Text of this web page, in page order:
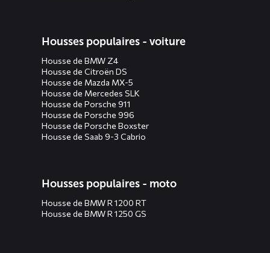
Housses populaires - voiture
Housse de BMW Z4
Housse de Citroën DS
Housse de Mazda MX-5
Housse de Mercedes SLK
Housse de Porsche 911
Housse de Porsche 996
Housse de Porsche Boxster
Housse de Saab 9-3 Cabrio
Housses populaires - moto
Housse de BMW R 1200 RT
Housse de BMW R 1250 GS